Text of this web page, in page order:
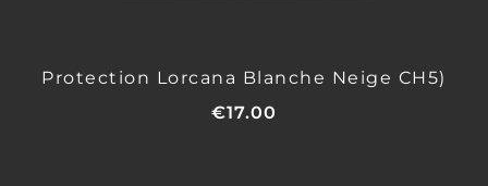
Protection Lorcana Blanche Neige CH5)
€17.00